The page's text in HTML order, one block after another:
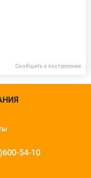
Сообщить о поступлении
54-10